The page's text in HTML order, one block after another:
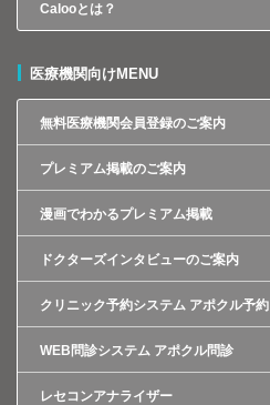
Calooとは？
医療機関向けMENU
無料医療機関会員登録のご案内
プレミアム掲載のご案内
漫画でわかるプレミアム掲載
ドクターズインタビューのご案内
クリニック予約システム アポクル予約
WEB問診システム アポクル問診
レセコンアナライザー